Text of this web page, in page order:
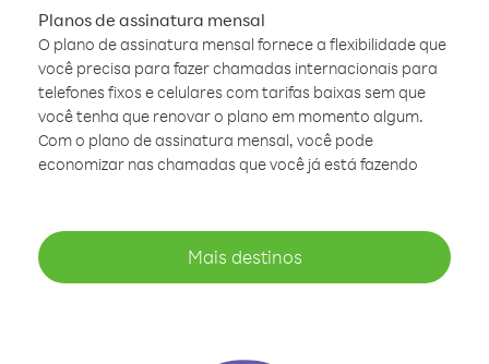
Planos de assinatura mensal
O plano de assinatura mensal fornece a flexibilidade que
você precisa para fazer chamadas internacionais para
telefones fixos e celulares com tarifas baixas sem que
você tenha que renovar o plano em momento algum.
Com o plano de assinatura mensal, você pode
economizar nas chamadas que você já está fazendo
Mais destinos